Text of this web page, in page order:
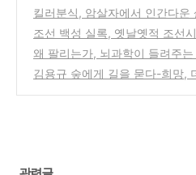
의 신화 뒤에 숨겨진 결코 식지
밀 도서 서평
(6)
킬러분식, 암살자에서 인간다운
는 남자 이야기 네이버웹툰 추
조선 백성 실록, 옛날옛적 조선
모습을 잘 보여주는 도서 서평
(0)
왜 팔리는가, 뇌과학이 들려주는
의 3가지 비밀에 대한 도서 서평
김용규 숲에게 길을 묻다-희망,